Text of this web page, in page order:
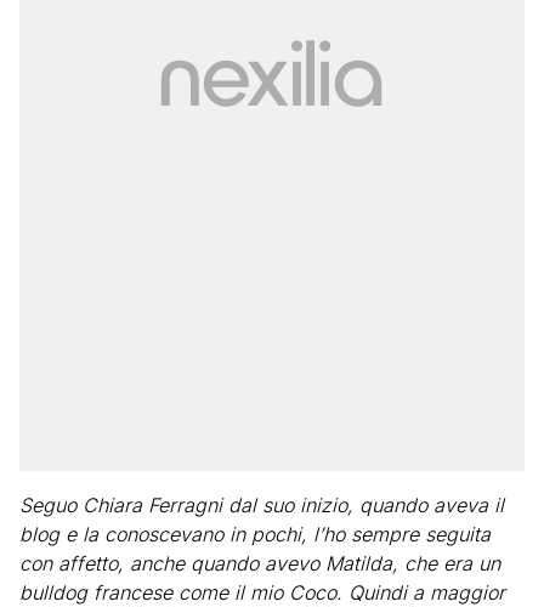
Seguo Chiara Ferragni dal suo inizio, quando aveva il
blog e la conoscevano in pochi, l’ho sempre seguita
con affetto, anche quando avevo Matilda, che era un
bulldog francese come il mio Coco. Quindi a maggior